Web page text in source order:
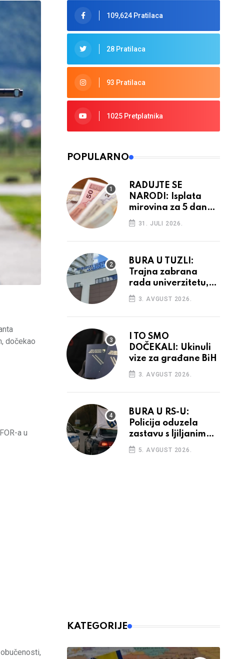
dočekao
a u
109,624 Pratilaca
28 Pratilaca
93 Pratilaca
1025 Pretplatnika
POPULARNO
RADUJTE SE
NARODI: Isplata
mirovina za 5 dana,
retroaktivna
povećanja
31. JULI 2026.
BURA U TUZLI:
Trajna zabrana
rada univerzitetu,
provedba sudskih
odluka
3. AVGUST 2026.
I TO SMO
DOČEKALI: Ukinuli
vize za građane BiH
3. AVGUST 2026.
BURA U RS-U:
Policija oduzela
zastavu s ljiljanima,
uručila prekršajni
nalog
5. AVGUST 2026.
KATEGORIJE